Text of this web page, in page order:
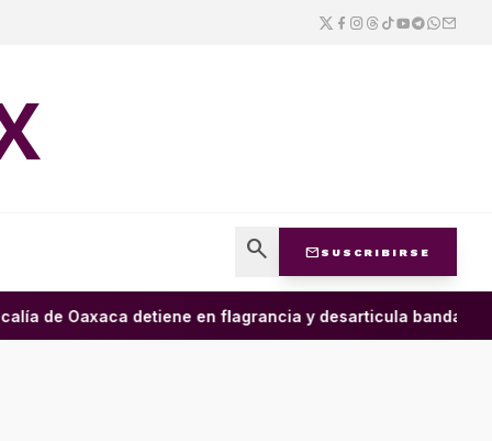
search mail SUSCRIBIRSE
de Oaxaca detiene en flagrancia y desarticula banda